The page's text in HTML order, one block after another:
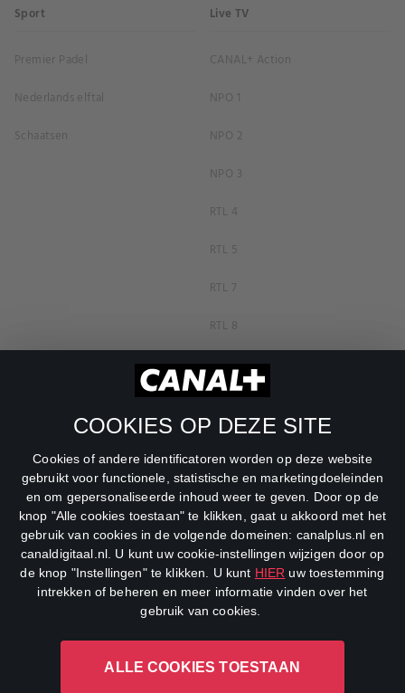
COOKIES OP DEZE SITE
Cookies of andere identificatoren worden op deze website
gebruikt voor functionele, statistische en marketingdoeleinden
en om gepersonaliseerde inhoud weer te geven. Door op de
knop "Alle cookies toestaan" te klikken, gaat u akkoord met het
gebruik van cookies in de volgende domeinen: canalplus.nl en
canaldigitaal.nl. U kunt uw cookie-instellingen wijzigen door op
de knop "Instellingen" te klikken. U kunt HIER uw toestemming
intrekken of beheren en meer informatie vinden over het
gebruik van cookies.
ALLE COOKIES TOESTAAN
Sport
Premier Padel
Nederlands elftal
Schaatsen
Live TV
CANAL+ Action
NPO 1
NPO 2
NPO 3
RTL 4
RTL 5
RTL 7
RTL 8
RTL Z
SBS6
Veronica
DreamWorks Channel
CANAL+ Luxembourg S. à r.l., Rue Albert Borschette 4, L-1246